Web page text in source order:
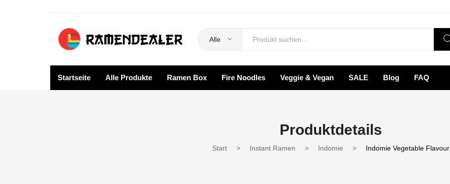
Alle
Startseite Alle Produkte Ramen Box Fire Noodles Veggie & Vegan SALE Blog FAQ
Produktdetails
Start > Instant Ramen > Indomie > Indomie Vegetable Flavour